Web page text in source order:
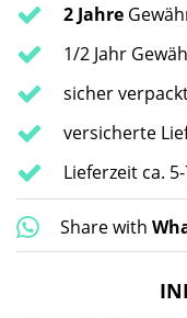
2 Jahre
1/2 Jahr
sicher
versicherte
Lieferzeit ca.
Share with